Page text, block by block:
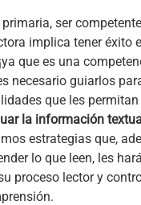
ser
implica tener éxito
que es una
necesario guiarlos
que les permitan
la información
estrategias que,
lo que leen, les
proceso lector y